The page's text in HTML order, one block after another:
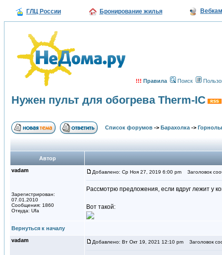
ГЛЦ России Бронирование жилья
!!! Правила Поиск
Нужен пульт для обогрева Therm-IC
Список форумов -> Барахолка ->
Автор
vadam
Зарегистрирован:
07.01.2010
Сообщения: 1860
Откуда: Ufa
Добавлено: Ср Ноя 27, 2019 6:00 pm Заголовок
Рассмотрю предложения, если вдруг лежит у
Вот такой:
Вернуться к началу
vadam
Добавлено: Вт Окт 19, 2021 12:10 pm Заголовок